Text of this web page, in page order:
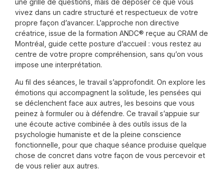
une grille de questions, mais de déposer ce que vous
vivez dans un cadre structuré et respectueux de votre
propre façon d’avancer. L’approche non directive
créatrice, issue de la formation ANDC® reçue au CRAM de
Montréal, guide cette posture d’accueil : vous restez au
centre de votre propre compréhension, sans qu’on vous
impose une interprétation.
Au fil des séances, le travail s’approfondit. On explore les
émotions qui accompagnent la solitude, les pensées qui
se déclenchent face aux autres, les besoins que vous
peinez à formuler ou à défendre. Ce travail s’appuie sur
une écoute active combinée à des outils issus de la
psychologie humaniste et de la pleine conscience
fonctionnelle, pour que chaque séance produise quelque
chose de concret dans votre façon de vous percevoir et
de vous relier aux autres.